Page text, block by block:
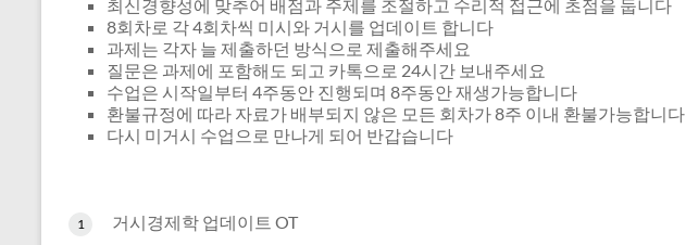
최신경향성에 맞추어 배점과 주제를 조절하고 수리적 접근에 초점을 둡니다
8회차로 각 4회차씩 미시와 거시를 업데이트 합니다
과제는 각자 늘 제출하던 방식으로 제출해주세요
질문은 과제에 포함해도 되고 카톡으로 24시간 보내주세요
수업은 시작일부터 4주동안 진행되며 8주동안 재생가능합니다
환불규정에 따라 자료가 배부되지 않은 모든 회차가 8주 이내 환불가능합니다
다시 미거시 수업으로 만나게 되어 반갑습니다
1 거시경제학 업데이트 OT